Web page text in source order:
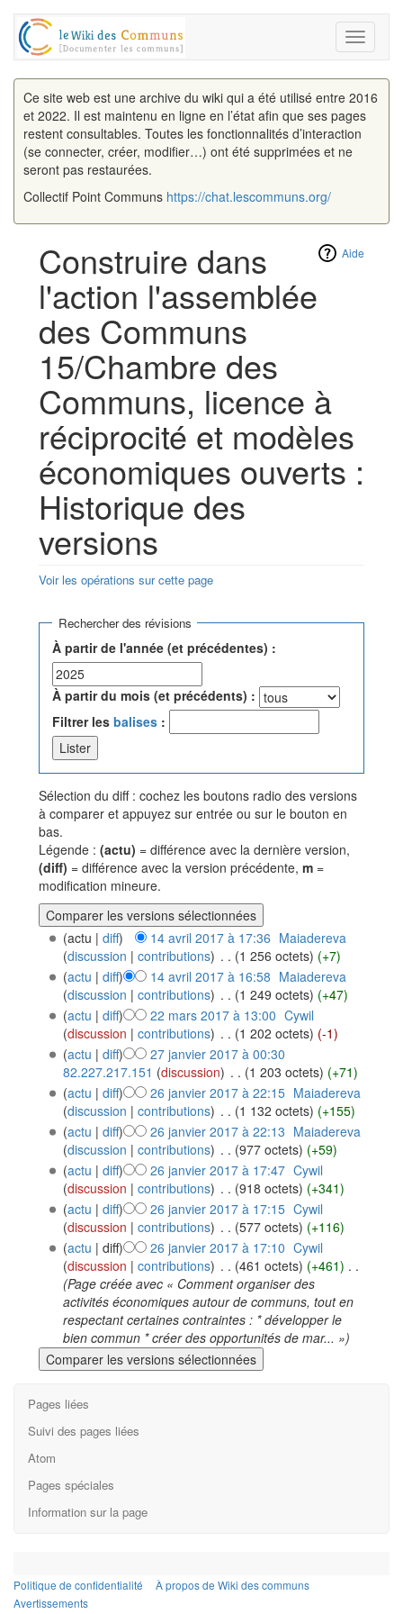
Toggle
Ce site web est une archive du wiki qui a été utilisé entre 2016
et 2022. Il est maintenu en ligne en l’état afin que ses pages
restent consultables. Toutes les fonctionnalités d’interaction
(se connecter, créer, modifier…) ont été supprimées et ne
seront pas restaurées.
Collectif Point Communs https://chat.lescommuns.org/
Aide
Construire dans
l'action l'assemblée
des Communs
15/Chambre des
Communs, licence à
réciprocité et modèles
économiques ouverts :
Historique des
versions
Voir les opérations sur cette page
Rechercher des révisions
À partir de l'année (et précédentes) :
À partir du mois (et précédents) :
Filtrer les balises :
Sélection du diff : cochez les boutons radio des versions
à comparer et appuyez sur entrée ou sur le bouton en
bas.
Légende : (actu) = différence avec la dernière version,
(diff) = différence avec la version précédente, m =
modification mineure.
(actu | diff) 14 avril 2017 à 17:36 Maiadereva
(discussion | contributions) . . (1 256 octets) (+7)
(actu | diff) 14 avril 2017 à 16:58 Maiadereva
(discussion | contributions) . . (1 249 octets) (+47)
(actu | diff) 22 mars 2017 à 13:00 Cywil
(discussion | contributions) . . (1 202 octets) (-1)
(actu | diff)
27 janvier 2017 à 00:30
82.227.217.151 (discussion) . . (1 203 octets) (+71)
(actu | diff) 26 janvier 2017 à 22:15‎ Maiadereva
(discussion | contributions) . . (1 132 octets) (+155)
(actu | diff) 26 janvier 2017 à 22:13 Maiadereva
(discussion | contributions) . . (977 octets) (+59)
(actu | diff) 26 janvier 2017 à 17:47‎ Cywil
(discussion | contributions) . . (918 octets) (+341)
(actu | diff) 26 janvier 2017 à 17:15‎ Cywil
(discussion | contributions) . . (577 octets) (+116)
(actu | diff) 26 janvier 2017 à 17:10 Cywil
(discussion | contributions) . . (461 octets) (+461) . .
(Page créée avec « Comment organiser des
activités économiques autour de communs, tout en
respectant certaines contraintes : * développer le
bien commun * créer des opportunités de mar... »)
Pages liées
Suivi des pages liées
Atom
Pages spéciales
Information sur la page
Politique de confidentialité
À propos de Wiki des communs
Avertissements